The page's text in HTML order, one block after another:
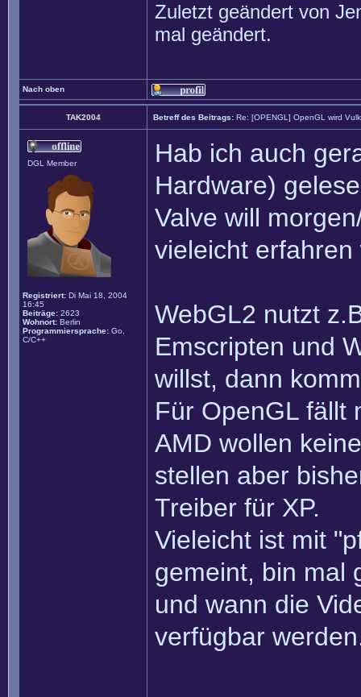
Zuletzt geändert von
mal geändert.
Nach oben
TAK2004 Betreff des Beitrags: Re: [OPENGL] OpenGL wird
DGL Member
Registriert: Di Mai 18, 2004
16:45
Beiträge: 2623
Wohnort: Berlin
Programmiersprache: Go,
C/C++
Hab ich auch
Hardware)
Valve will
vieleicht erfahren
WebGL2 nutzt
Emscripten und
willst, dann
Für OpenGL fällt
AMD wollen
stellen aber
Treiber für XP.
Vieleicht ist mit
gemeint, bin mal
und wann die
verfügbar